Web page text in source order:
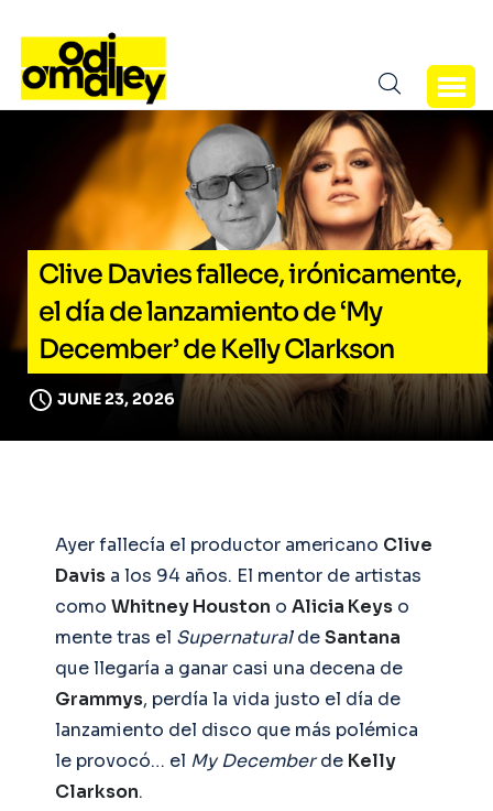
Clive Davies fallece, irónicamente,
el día de lanzamiento de ‘My
December’ de Kelly Clarkson
JUNE 23, 2026
Ayer fallecía el productor americano Clive
Davis a los 94 años. El mentor de artistas
como Whitney Houston o Alicia Keys o
mente tras el SupernaturaldeSantana
que llegaría a ganar casi una decena de
Grammys, perdía la vida justo el día de
lanzamiento del disco que más polémica
le provocó… el My Decemberde Kelly
Clarkson.